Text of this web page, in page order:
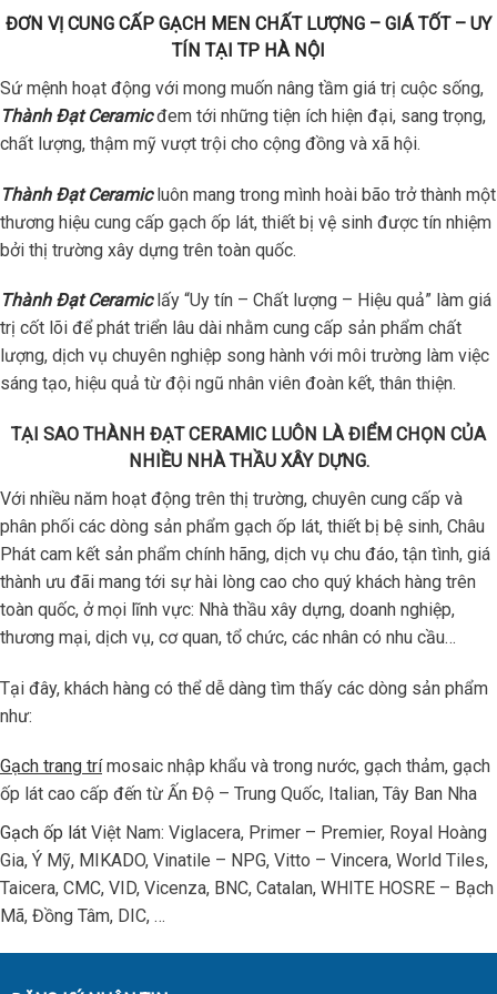
ĐƠN VỊ CUNG CẤP GẠCH MEN CHẤT LƯỢNG – GIÁ TỐT – UY
TÍN TẠI TP HÀ NỘI
Sứ mệnh hoạt động với mong muốn nâng tầm giá trị cuộc sống,
Thành Đạt Ceramicđem tới những tiện ích hiện đại, sang trọng,
chất lượng, thậm mỹ vượt trội cho cộng đồng và xã hội.
Thành Đạt Ceramicluôn mang trong mình hoài bão trở thành một
thương hiệu cung cấp gạch ốp lát, thiết bị vệ sinh được tín nhiệm
bởi thị trường xây dựng trên toàn quốc.
Thành Đạt Ceramiclấy “Uy tín – Chất lượng – Hiệu quả” làm giá
trị cốt lõi để phát triển lâu dài nhằm cung cấp sản phẩm chất
lượng, dịch vụ chuyên nghiệp song hành với môi trường làm việc
sáng tạo, hiệu quả từ đội ngũ nhân viên đoàn kết, thân thiện.
TẠI SAO THÀNH ĐẠT CERAMIC LUÔN LÀ ĐIỂM CHỌN CỦA
NHIỀU NHÀ THẦU XÂY DỰNG.
Với nhiều năm hoạt động trên thị trường, chuyên cung cấp và
phân phối các dòng sản phẩm gạch ốp lát, thiết bị bệ sinh, Châu
Phát cam kết sản phẩm chính hãng, dịch vụ chu đáo, tận tình, giá
thành ưu đãi mang tới sự hài lòng cao cho quý khách hàng trên
toàn quốc, ở mọi lĩnh vực: Nhà thầu xây dựng, doanh nghiệp,
thương mại, dịch vụ, cơ quan, tổ chức, các nhân có nhu cầu…
Tại đây, khách hàng có thể dễ dàng tìm thấy các dòng sản phẩm
như:
Gạch trang trímosaic nhập khẩu và trong nước, gạch thảm, gạch
ốp lát cao cấp đến từ Ấn Độ – Trung Quốc, Italian, Tây Ban Nha
Gạch ốp lát Việt Nam: Viglacera, Primer – Premier, Royal Hoàng
Gia, Ý Mỹ, MIKADO, Vinatile – NPG, Vitto – Vincera, World Tiles,
Taicera, CMC, VID, Vicenza, BNC, Catalan, WHITE HOSRE – Bạch
Mã, Đồng Tâm, DIC, …